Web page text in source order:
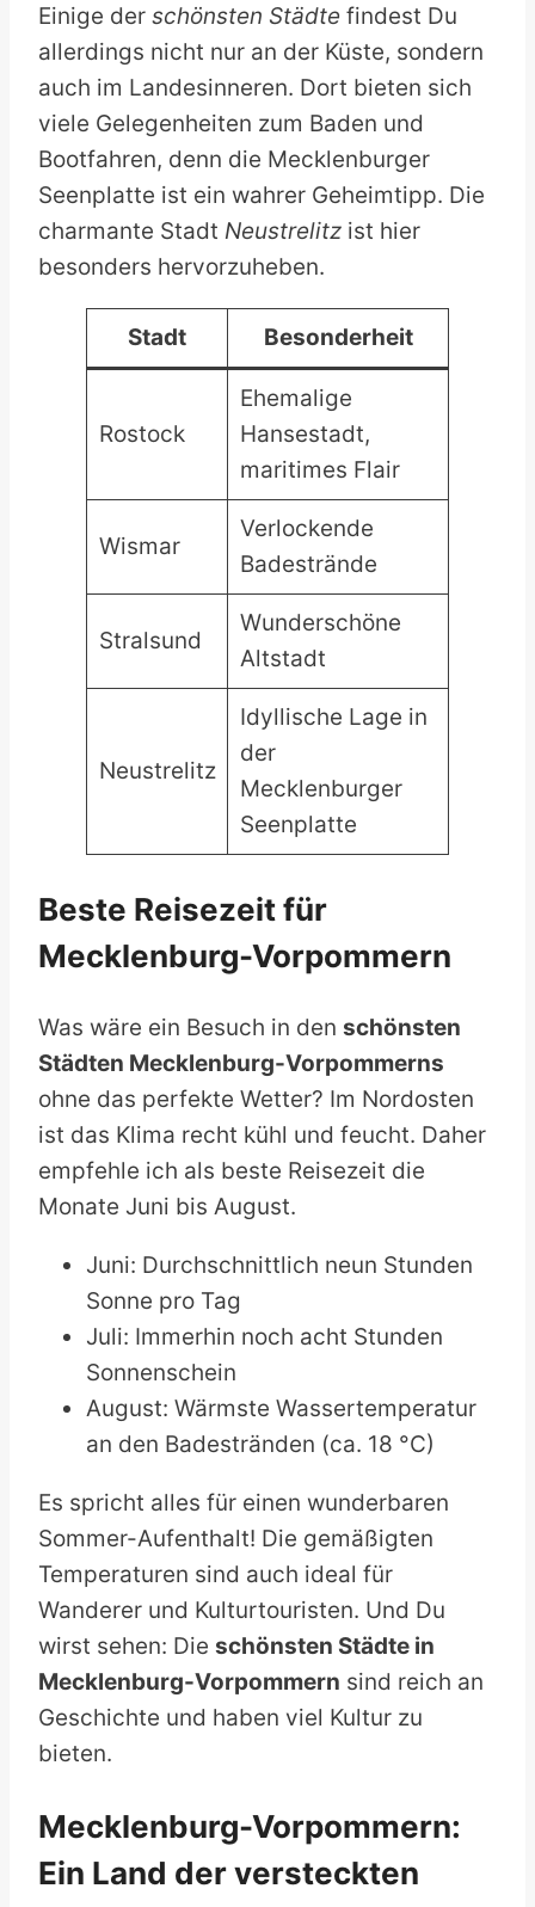
Einige der schönsten Städte findest Du
allerdings nicht nur an der Küste, sondern
auch im Landesinneren. Dort bieten sich
viele Gelegenheiten zum Baden und
Bootfahren, denn die Mecklenburger
Seenplatte ist ein wahrer Geheimtipp. Die
charmante Stadt Neustrelitz ist hier
besonders hervorzuheben.
Stadt Besonderheit
Rostock
Ehemalige
Hansestadt,
maritimes Flair
Wismar
Verlockende
Badestrände
Stralsund
Wunderschöne
Altstadt
Neustrelitz
Idyllische Lage in
der
Mecklenburger
Seenplatte
Beste Reisezeit für
Mecklenburg-Vorpommern
Was wäre ein Besuch in den schönsten
Städten Mecklenburg-Vorpommerns
ohne das perfekte Wetter? Im Nordosten
ist das Klima recht kühl und feucht. Daher
empfehle ich als beste Reisezeit die
Monate Juni bis August.
Juni: Durchschnittlich neun Stunden
Sonne pro Tag
Juli: Immerhin noch acht Stunden
Sonnenschein
August: Wärmste Wassertemperatur
an den Badestränden (ca. 18 °C)
Es spricht alles für einen wunderbaren
Sommer-Aufenthalt! Die gemäßigten
Temperaturen sind auch ideal für
Wanderer und Kulturtouristen. Und Du
wirst sehen: Die schönsten Städte in
Mecklenburg-Vorpommern sind reich an
Geschichte und haben viel Kultur zu
bieten.
Mecklenburg-Vorpommern:
Ein Land der versteckten